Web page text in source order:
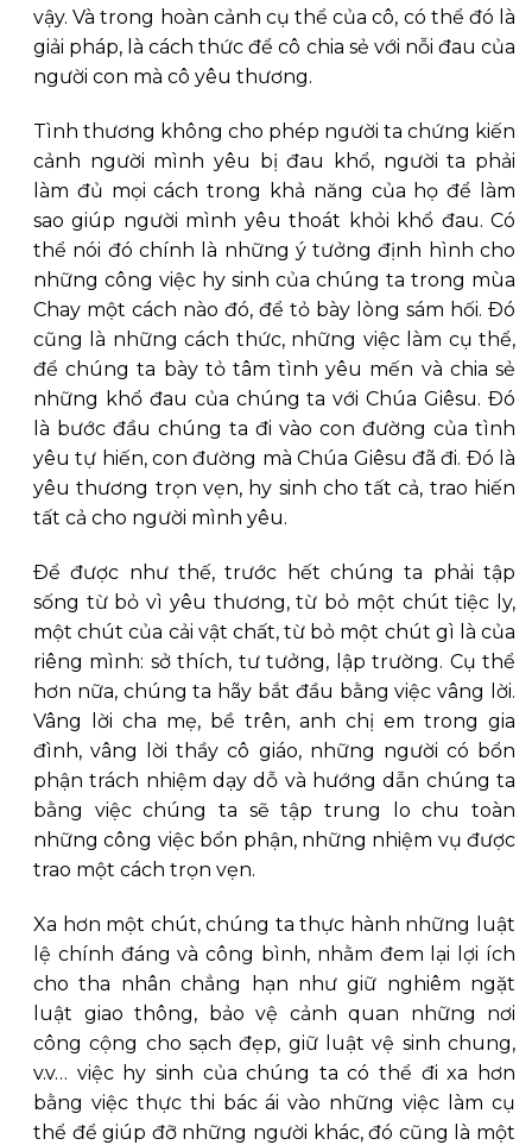
vậy. Và trong hoàn cảnh cụ thể của cô, có thể đó là
giải pháp, là cách thức để cô chia sẻ với nỗi đau của
người con mà cô yêu thương.
Tình thương không cho phép người ta chứng kiến
cảnh người mình yêu bị đau khổ, người ta phải
làm đủ mọi cách trong khả năng của họ để làm
sao giúp người mình yêu thoát khỏi khổ đau. Có
thể nói đó chính là những ý tưởng định hình cho
những công việc hy sinh của chúng ta trong mùa
Chay một cách nào đó, để tỏ bày lòng sám hối. Ðó
cũng là những cách thức, những việc làm cụ thể,
để chúng ta bày tỏ tâm tình yêu mến và chia sẻ
những khổ đau của chúng ta với Chúa Giêsu. Ðó
là bước đầu chúng ta đi vào con đường của tình
yêu tự hiến, con đường mà Chúa Giêsu đã đi. Ðó là
yêu thương trọn vẹn, hy sinh cho tất cả, trao hiến
tất cả cho người mình yêu.
Ðể được như thế, trước hết chúng ta phải tập
sống từ bỏ vì yêu thương, từ bỏ một chút tiệc ly,
một chút của cải vật chất, từ bỏ một chút gì là của
riêng mình: sở thích, tư tưởng, lập trường. Cụ thể
hơn nữa, chúng ta hãy bắt đầu bằng việc vâng lời.
Vâng lời cha mẹ, bề trên, anh chị em trong gia
đình, vâng lời thầy cô giáo, những người có bổn
phận trách nhiệm dạy dỗ và hướng dẫn chúng ta
bằng việc chúng ta sẽ tập trung lo chu toàn
những công việc bổn phận, những nhiệm vụ được
trao một cách trọn vẹn.
Xa hơn một chút, chúng ta thực hành những luật
lệ chính đáng và công bình, nhằm đem lại lợi ích
cho tha nhân chẳng hạn như giữ nghiêm ngặt
luật giao thông, bảo vệ cảnh quan những nơi
công cộng cho sạch đẹp, giữ luật vệ sinh chung,
v.v… việc hy sinh của chúng ta có thể đi xa hơn
bằng việc thực thi bác ái vào những việc làm cụ
thể để giúp đỡ những người khác, đó cũng là một